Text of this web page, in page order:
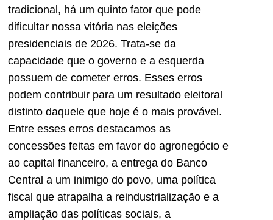
tradicional, há um quinto fator que pode
dificultar nossa vitória nas eleições
presidenciais de 2026. Trata-se da
capacidade que o governo e a esquerda
possuem de cometer erros. Esses erros
podem contribuir para um resultado eleitoral
distinto daquele que hoje é o mais provável.
Entre esses erros destacamos as
concessões feitas em favor do agronegócio e
ao capital financeiro, a entrega do Banco
Central a um inimigo do povo, uma política
fiscal que atrapalha a reindustrialização e a
ampliação das políticas sociais, a